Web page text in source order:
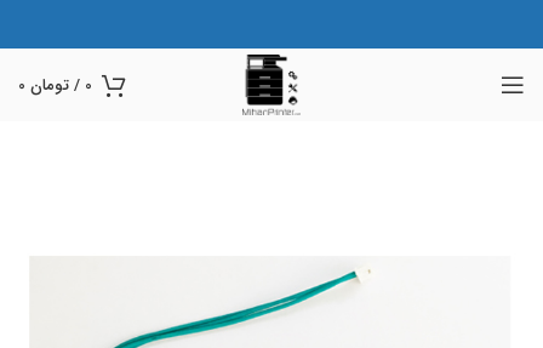
0
/تومان